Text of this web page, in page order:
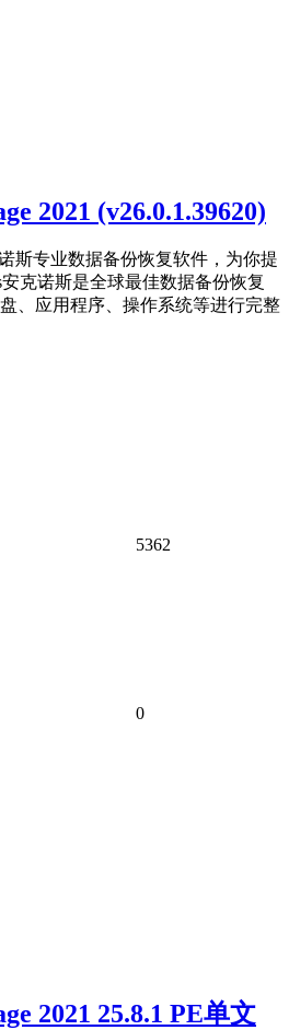
2021 (v26.0.1.39620)
斯专业数据备份恢复软件，为你提
克诺斯是全球最佳数据备份恢复
、应用程序、操作系统等进行完整
5362
0
2021 25.8.1 PE单文